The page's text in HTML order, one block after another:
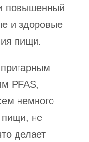
повышенный
и здоровые
пищи.
PFAS,
немного
пищи, не
делает